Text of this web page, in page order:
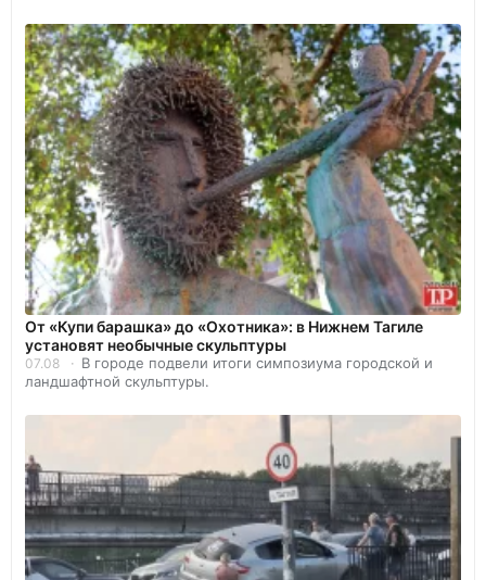
От «Купи барашка» до «Охотника»: в Нижнем Тагиле
установят необычные скульптуры
07.08
В городе подвели итоги симпозиума городской и
ландшафтной скульптуры.